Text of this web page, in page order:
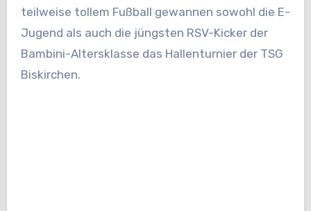
teilweise tollem Fußball gewannen sowohl die E-
Jugend als auch die jüngsten RSV-Kicker der
Bambini-Altersklasse das Hallenturnier der TSG
Biskirchen.